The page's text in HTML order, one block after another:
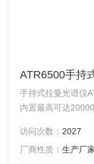
ATR6500手持
手持式拉曼光谱仪
内置最高可达
据。
访问次数： 2027
厂商性质：生产厂